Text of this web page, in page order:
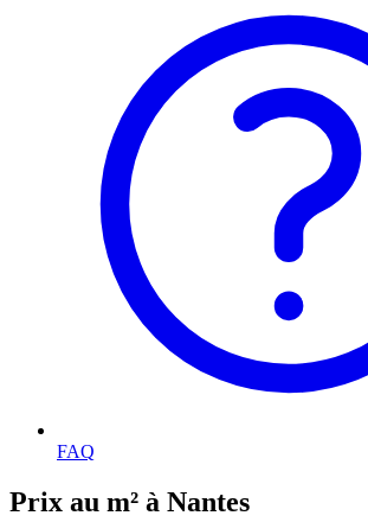
FAQ
Prix au m² à Nantes